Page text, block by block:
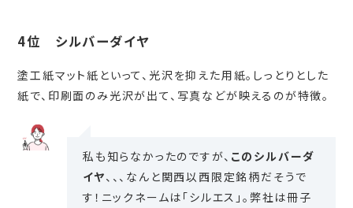
4位 シルバーダイヤ
塗工紙マット紙といって、光沢を抑えた用紙。しっとりとした
紙で、印刷面のみ光沢が出て、写真などが映えるのが特徴。
私も知らなかったのですが、 このシルバーダ
イヤ、、、なんと関西以西限定銘柄だそうで
す！ニックネームは「シルエス」。弊社は冊子